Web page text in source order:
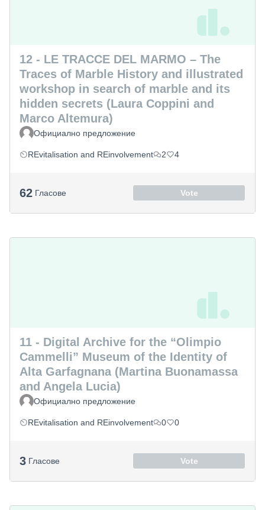
12 - LE TRACCE DEL MARMO – The
Traces of Marble History and illustrated
workshop in search of marble and its
hidden secrets (Laura Coppini and
Marco Altemura)
Официално предложение
REvitalisation and REinvolvement 2 4
62 Гласове Vote
11 - Digital Archive for the “Olimpio
Cammelli” Museum of the Identity of
Alta Garfagnana (Martina Buonamassa
and Angela Lucia)
Официално предложение
REvitalisation and REinvolvement 0 0
3 Гласове Vote